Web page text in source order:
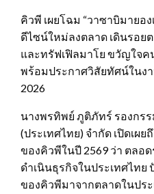
คิวพี เผยโฉม “วาซาบิมาย
ดีไซน์ใหม่ลงตลาด เดินรอ
และทรัฟเฟิลมาโย ขวัญใจ
พร้อมประกาศวิสัยทัศน์ในงา
2026
นางพรทิพย์ ภูติภัทร์ รองกร
(ประเทศไทย) จำกัด เปิดเผ
ของคิวพีในปี 2569 ว่า ตลอด
ดำเนินธุรกิจในประเทศไทย
ของคิวพีมาจากตลาดในประ